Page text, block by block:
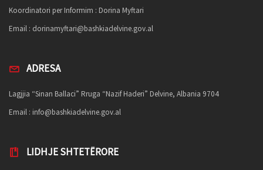
Koordinatori per Informim : Dorina Myftari
Email : dorinamyftari@bashkiadelvine.gov.al
ADRESA
Lagjjia “Sinan Ballaci” Rruga “Nazif Haderi” Delvine, Albania 9704
Email : info@bashkiadelvine.gov.al
LIDHJE SHTETËRORE